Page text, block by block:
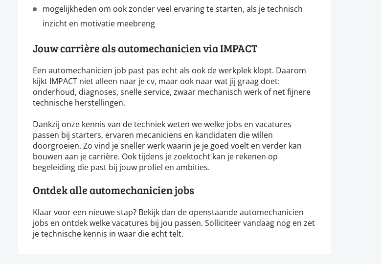
mogelijkheden om ook zonder veel ervaring te starten, als je technisch
inzicht en motivatie meebreng
Jouw carrière als automechanicien via IMPACT
Een automechanicien job past pas echt als ook de werkplek klopt. Daarom
kijkt IMPACT niet alleen naar je cv, maar ook naar wat jij graag doet:
onderhoud, diagnoses, snelle service, zwaar mechanisch werk of net fijnere
technische herstellingen.
Dankzij onze kennis van de techniek weten we welke jobs en vacatures
passen bij starters, ervaren mecaniciens en kandidaten die willen
doorgroeien. Zo vind je sneller werk waarin je je goed voelt en verder kan
bouwen aan je carrière. Ook tijdens je zoektocht kan je rekenen op
begeleiding die past bij jouw profiel en ambities.
Ontdek alle automechanicien jobs
Klaar voor een nieuwe stap? Bekijk dan de openstaande automechanicien
jobs en ontdek welke vacatures bij jou passen. Solliciteer vandaag nog en zet
je technische kennis in waar die echt telt.